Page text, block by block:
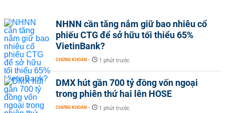
NHNN cần tăng nắm giữ bao nhiêu cổ
phiếu CTG để sở hữu tối thiểu 65%
VietinBank?
CHỨNG KHOÁN - 1 phút trước
DMX hút gần 700 tỷ đồng vốn ngoại
trong phiên thứ hai lên HOSE
CHỨNG KHOÁN - 1 phút trước